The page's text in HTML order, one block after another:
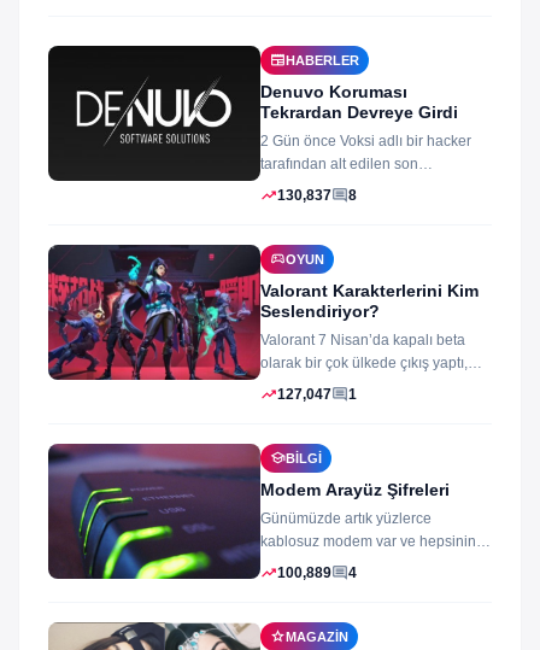
newspaperHABERLER
Denuvo Koruması
Tekrardan Devreye Girdi
2 Gün önce Voksi adlı bir hacker
tarafından alt edilen son
dönemlerin yıkılmaz korsan
trending_up130,837comment8
sports_esportsOYUN
Valorant Karakterlerini Kim
Seslendiriyor?
Valorant 7 Nisan’da kapalı beta
olarak bir çok ülkede çıkış yaptı,
oyun izleyenler ve oynayanlar...
trending_up127,047comment1
schoolBILGI
Modem Arayüz Şifreleri
Günümüzde artık yüzlerce
kablosuz modem var ve hepsinin
arayüz şifleri ve arayüzü farklı
trending_up100,889comment4
starMAGAZIN